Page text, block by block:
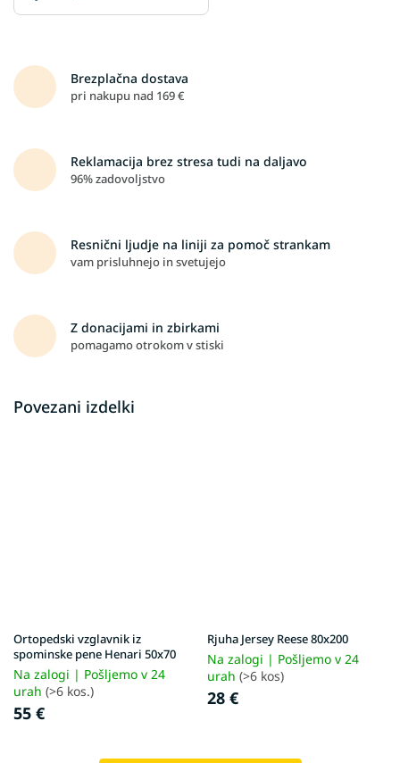
Brezplačna dostava
pri nakupu nad 169 €
Reklamacija brez stresa tudi na daljavo
96% zadovoljstvo
Resnični ljudje na liniji za pomoč strankam
vam prisluhnejo in svetujejo
Z donacijami in zbirkami
pomagamo otrokom v stiski
Povezani izdelki
Ortopedski vzglavnik iz
spominske pene Henari 50x70
Na zalogi | Pošljemo v 24
urah (>6 kos.)
55 €
Rjuha Jersey Reese 80x200
Na zalogi | Pošljemo v 24
urah (>6 kos)
28 €